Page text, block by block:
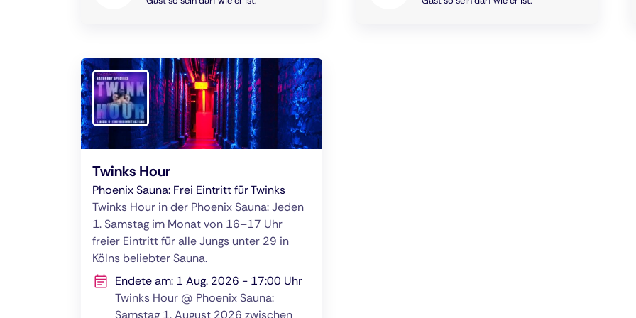
Twinks Hour
Phoenix Sauna: Frei Eintritt für Twinks
Twinks Hour in der Phoenix Sauna: Jeden
1. Samstag im Monat von 16–17 Uhr
freier Eintritt für alle Jungs unter 29 in
Kölns beliebter Sauna.
Endete am: 1 Aug. 2026 - 17:00 Uhr
Twinks Hour @ Phoenix Sauna:
Samstag 1. August 2026 zwischen